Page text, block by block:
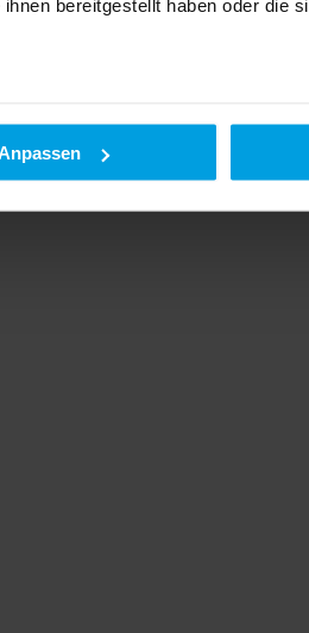
bereitgestellt haben oder die